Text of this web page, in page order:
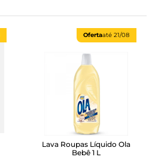
Ofertaaté 21/08
Lava Roupas Líquido Ola
Bebê 1 L